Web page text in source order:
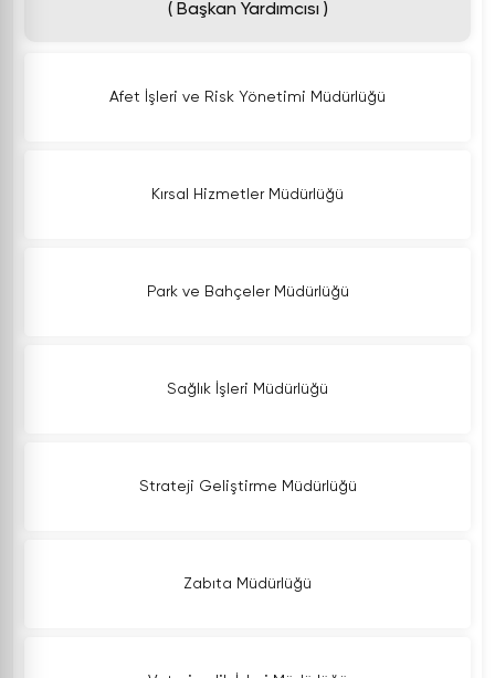
( Başkan Yardımcısı )
Afet İşleri ve Risk Yönetimi Müdürlüğü
Kırsal Hizmetler Müdürlüğü
Park ve Bahçeler Müdürlüğü
Sağlık İşleri Müdürlüğü
Strateji Geliştirme Müdürlüğü
Zabıta Müdürlüğü